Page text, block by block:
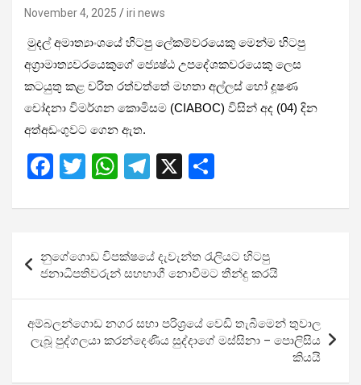
November 4, 2025 iri news
මුදල් අමාත්‍යාංශයේ හිටපු ලේකම්වරයෙකු මෙන්ම හිටපු
අග්‍රාමාත්‍යවරයෙකුගේ ජ්‍යෙෂ්ඨ උපදේශකවරයෙකු ලෙස
කටයුතු කළ චරිත රත්වත්තේ මහතා අල්ලස් හෝ දූෂණ
චෝදනා විමර්ශන කොමිසම (CIABOC) විසින් අද (04) දින
අත්අඩංගුවට ගෙන ඇත.
F
ce
o
o
k
T
tt
er
W
at
s
A
p
p
T
e
gr
a
m
X
ar
e
navigation
නුගේගොඩ විපක්ෂයේ දැවැන්ත රැලියට හිටපු
ජනාධිපතිවරුන් සහභාගී නොවීමට තීන්දු කරයි
අම්බලන්ගොඩ නගර සභා පරිශ්‍රයේ වෙඩි තැබීමෙන් තුවාල
ලැබූ පුද්ගලයා කරන්දෙණිය සුද්දාගේ මස්සිනා – පොලිසිය
කියයි